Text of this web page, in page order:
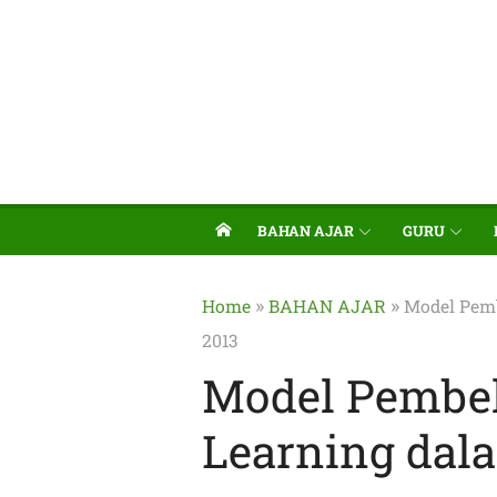
BAHAN AJAR GURU
Home »BAHAN AJAR » Model
2013
Model
Learning